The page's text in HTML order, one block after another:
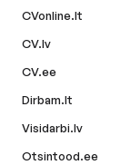
CVonline.lt
CV.lv
CV.ee
Dirbam.lt
Visidarbi.lv
Otsintood.ee